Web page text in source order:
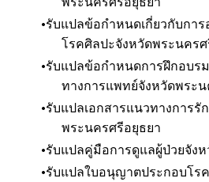
รับแปลข้อกำหนดเกี่ยวกับกา
โรคศิลปะจังหวัดพระนคร
รับแปลข้อกำหนดการฝึกอบร
ทางการแพทย์จังหวัดพระ
รับแปลเอกสารแนวทางการรั
พระนครศรีอยุธยา
รับแปลคู่มือการดูแลผู้ป่วยจัง
รับแปลใบอนุญาตประกอบโร